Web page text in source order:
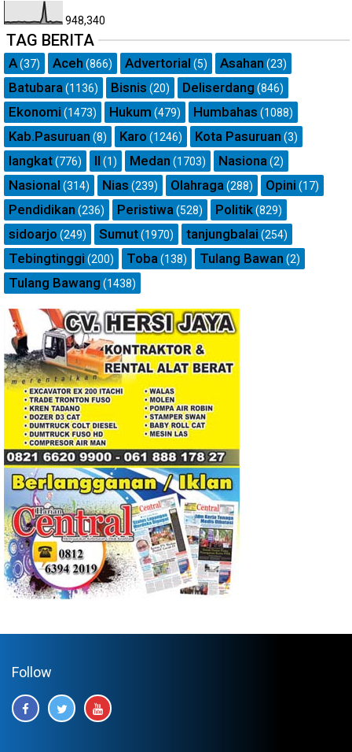
948,340
TAG BERITA
A(37) Aceh (866) Advertorial (5) Asahan (23)
Batubara(1136) Bisnis (20) Deliserdang (846)
Ekonomi (1473) Hukum (479) Humbahas (1088)
Kab.Pasuruan (8) Karo (1246) Kota Pasuruan (3)
langkat(776) ll (1) Medan (1703) Nasiona(2)
Nasional (314) Nias (239) Olahraga(288) Opini (17)
Pendidikan (236) Peristiwa(528) Politik(829)
sidoarjo (249) Sumut(1970) tanjungbalai (254)
Tebingtinggi (200) Toba(138) Tulang Bawan (2)
Tulang Bawang (1438)
Follow